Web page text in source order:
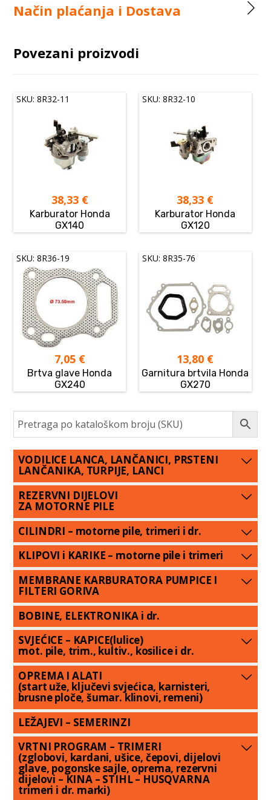
Način plaćanja i Dostava
Povezani proizvodi
SKU: 8R32-11
38,33 €
Karburator Honda
GX140
SKU: 8R32-10
38,33 €
Karburator Honda
GX120
SKU: 8R36-19
7,05 €
Brtva glave Honda
GX240
SKU: 8R35-76
13,80 €
Garnitura brtvila Honda
GX270
VODILICE LANCA, LANČANICI, PRSTENI
LANČANIKA, TURPIJE, LANCI
REZERVNI DIJELOVI
ZA MOTORNE PILE
CILINDRI – motorne pile, trimeri i dr.
KLIPOVI i KARIKE – motorne pile i trimeri
MEMBRANE KARBURATORA PUMPICE I
FILTERI GORIVA
BOBINE, ELEKTRONIKA i dr.
SVJEĆICE – KAPICE(lulice)
mot. pile, trim., kultiv., kosilice i dr.
OPREMA I ALATI
(start uže, ključevi svjećica, karnisteri,
brusne ploče, šumar. klinovi, remeni)
LEŽAJEVI – SEMERINZI
VRTNI PROGRAM – TRIMERI
(zglobovi, kardani, ušice, čepovi, dijelovi
glave, pogonske sajle, oprema, rezervni
dijelovi – KINA – STIHL – HUSQVARNA
trimeri i dr. marki)